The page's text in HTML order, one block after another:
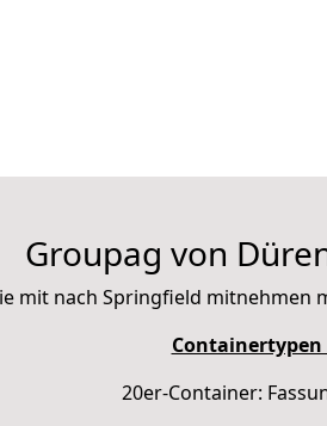
Groupag von
mit nach Springfield
20er-Container: